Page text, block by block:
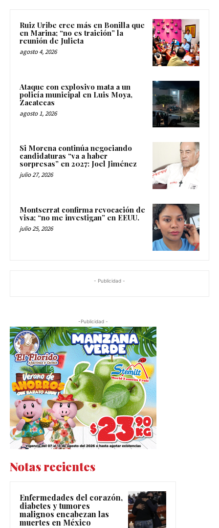
Ruiz Uribe cree más en Bonilla que
en Marina; “no es traición” la
reunión de Julieta
agosto 4, 2026
Ataque con explosivo mata a un
policía municipal en Luis Moya,
Zacatecas
agosto 1, 2026
Si Morena continúa negociando
candidaturas “va a haber
sorpresas” en 2027: Joel Jiménez
julio 27, 2026
Montserrat confirma revocación de
visa; “no me investigan” en EEUU.
julio 25, 2026
- Publicidad -
-Publicidad -
Notas recientes
Enfermedades del corazón,
diabetes y tumores
malignos encabezan las
muertes en México